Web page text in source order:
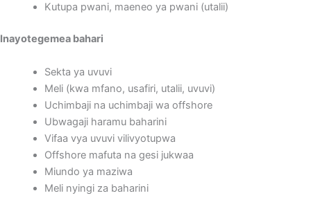
Kutupa pwani, maeneo ya pwani (utalii)
Inayotegemea bahari
Sekta ya uvuvi
Meli (kwa mfano, usafiri, utalii, uvuvi)
Uchimbaji na uchimbaji wa offshore
Ubwagaji haramu baharini
Vifaa vya uvuvi vilivyotupwa
Offshore mafuta na gesi jukwaa
Miundo ya maziwa
Meli nyingi za baharini